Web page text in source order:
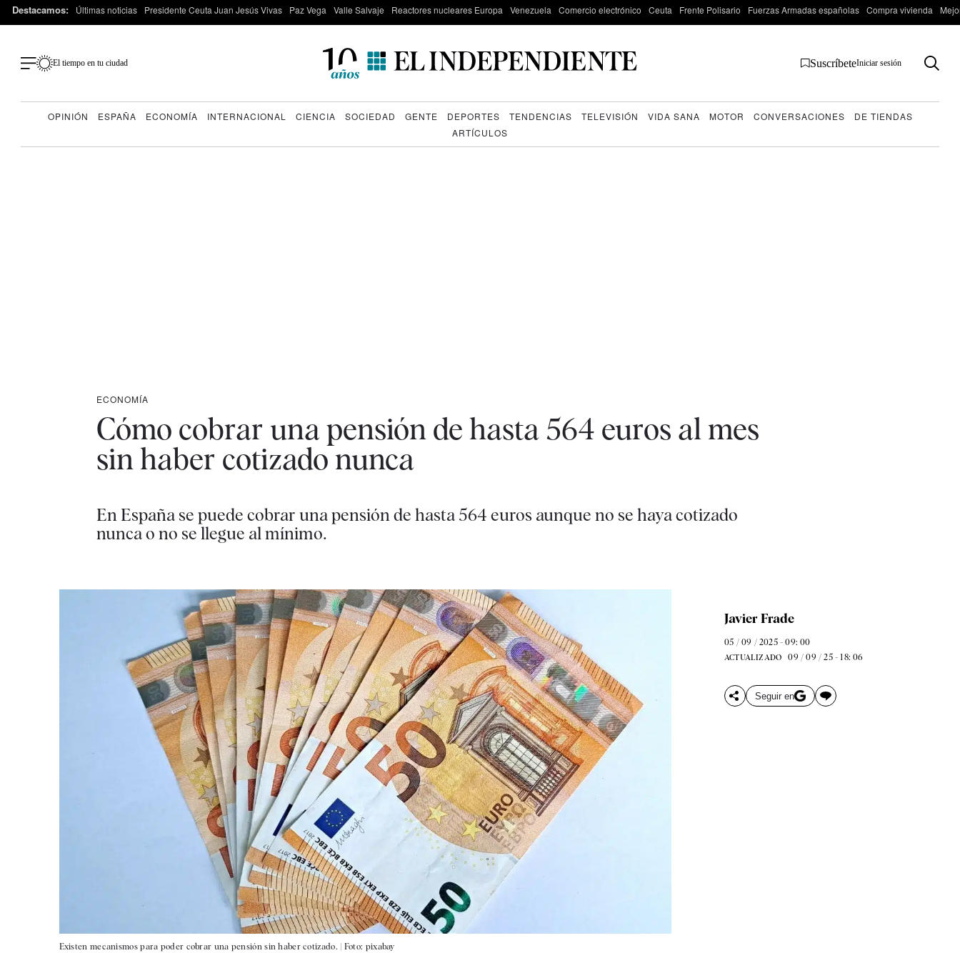
Destacamos: Últimas noticias Presidente Ceuta Juan Jesús Vivas Paz Vega Valle Salvaje Reactores nucleares Europa Venezuela Comercio electrónico Ceuta Frente Polisario Fuerzas Armadas españolas Compra vivienda
El tiempo en tu ciudad SuscríbeteIniciar sesión
OPINIÓN ESPAÑA ECONOMÍA INTERNACIONAL CIENCIA SOCIEDAD GENTE DEPORTES TENDENCIAS TELEVISIÓN VIDA SANA MOTOR CONVERSACIONES
DE TIENDAS
ARTÍCULOS
ECONOMÍA
Cómo cobrar una pensión de hasta 564 euros al mes
sin haber cotizado nunca
En España se puede cobrar una pensión de hasta 564 euros aunque no se haya cotizado
nunca o no se llegue al mínimo.
Existen mecanismos para poder cobrar una pensión sin haber cotizado. | Foto: pixabay
Javier Frade
05 / 09 / 2025 - 09: 00
ACTUALIZADO 09 / 09 / 25 - 18: 06
Seguir en